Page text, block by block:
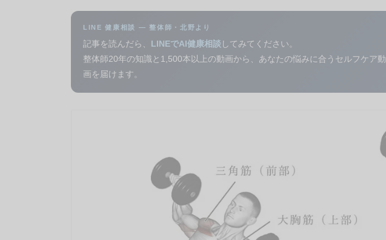
LINE 健康相談 — 整体師・北野より
記事を読んだら、 LINEでAI健康相談 してみてください。
整体師20年の知識と1,500本以上の動画から、あなたの悩みに合うセルフケア動
画を届けます。